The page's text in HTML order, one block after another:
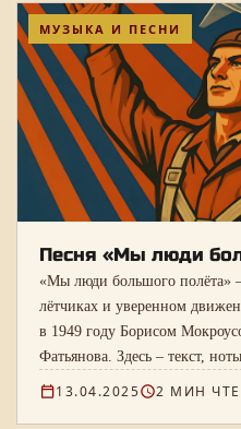
МУЗЫКА И ПЕСНИ
Песня «Мы люди
«Мы люди большого полёта»
лётчиках и уверенном
в 1949 году Борисом
Фатьянова. Здесь – текст,
Бунчикова и Владимира
13.04.2025 2 МИН